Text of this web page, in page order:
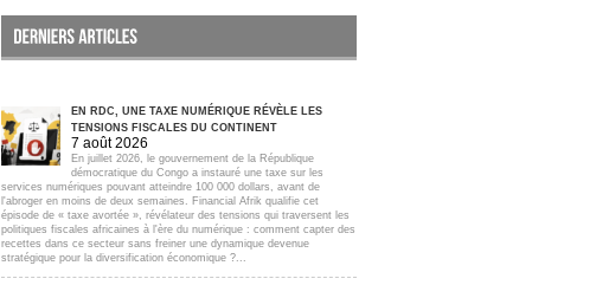
EN RDC, UNE TAXE NUMÉRIQUE RÉVÈLE LES
TENSIONS FISCALES DU CONTINENT
7 août 2026
En juillet 2026, le gouvernement de la République
démocratique du Congo a instauré une taxe sur les
services numériques pouvant atteindre 100 000 dollars, avant de
l'abroger en moins de deux semaines. Financial Afrik qualifie cet
épisode de « taxe avortée », révélateur des tensions qui traversent les
politiques fiscales africaines à l'ère du numérique : comment capter des
recettes dans ce secteur sans freiner une dynamique devenue
stratégique pour la diversification économique ?...